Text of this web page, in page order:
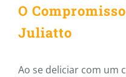
O
Juliatto
Ao se deliciar com um